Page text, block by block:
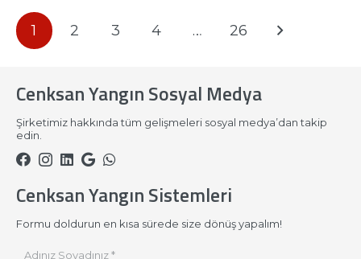
1 2 3 4 … 26
Cenksan Yangın Sosyal Medya
Şirketimiz hakkında tüm gelişmeleri sosyal medya’dan takip
edin.
Cenksan Yangın Sistemleri
Formu doldurun en kısa sürede size dönüş yapalım!